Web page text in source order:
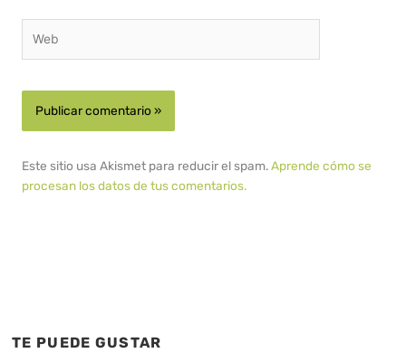
Este sitio usa Akismet para reducir el spam.Aprende cómo se
procesan los datos de tus comentarios.
TE PUEDE GUSTAR